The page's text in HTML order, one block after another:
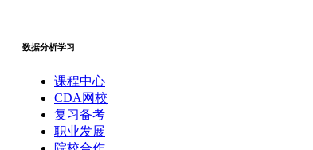
数据分析学习
课程中心
CDA网校
复习备考
职业发展